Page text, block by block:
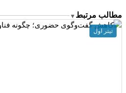
مطالب مرتبط ▼
تیتر اول